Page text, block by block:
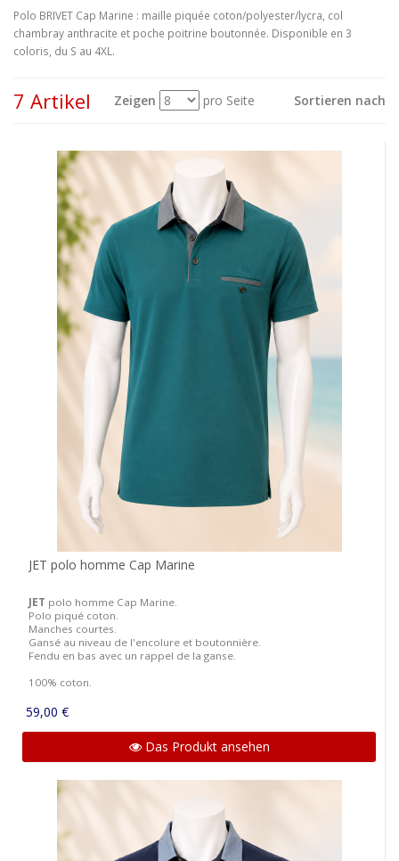
Polo BRIVET Cap Marine : maille piquée coton/polyester/lycra, col
chambray anthracite et poche poitrine boutonnée. Disponible en 3
coloris, du S au 4XL.
7 Artikel Zeigen pro Seite Sortieren nach
Sehen
JET polo homme Cap Marine
JET polo homme Cap Marine.
Polo piqué coton.
Manches courtes.
Gansé au niveau de l'encolure et boutonnière.
Fendu en bas avec un rappel de la ganse.
100% coton.
59,00 €
Das Produkt ansehen